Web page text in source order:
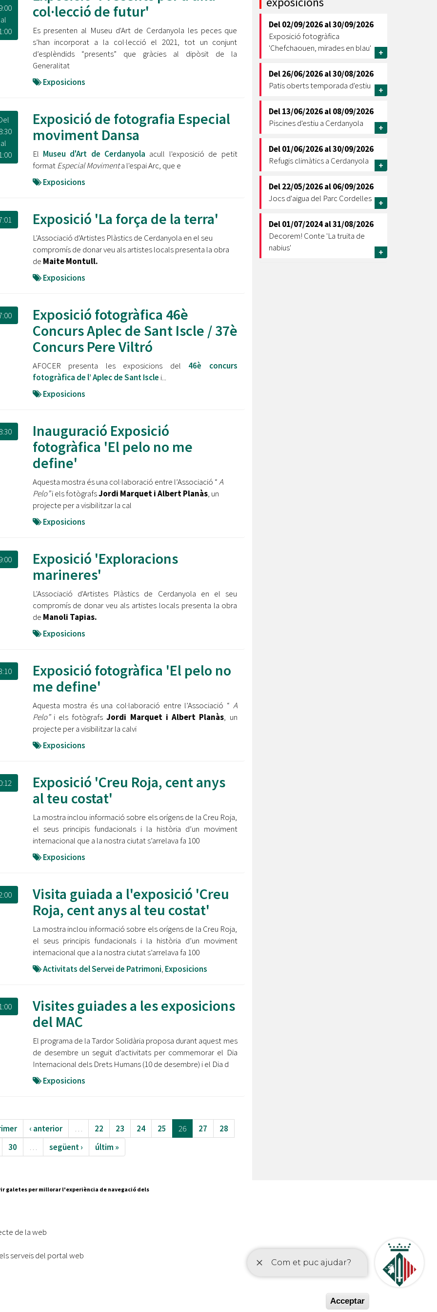
Ètica i Integritat
Retiment de Comptes
Dades Obertes
Catàleg de Serveis i Tràmits
Oberta la convocatòria d'Ajuts per a l'autoocupació
jove 2026
Cerdanyola opta a més de 5 milions d'euros del Pla de
Barris per transformar les Fontetes, Quatre Cantons i
l'entorn de l'avinguda Catalunya
El FIT presenta el cartell de la seva 16a edició i dona el
tret de sortida al festival
l'eclipsi solar
Entitats
Equipaments
Mercats Municipals
Webs Municipals
al
col·lecció de futur'
Es presenten al Museu d'Art de Cerdanyola les peces que
s’han incorporat a la col·lecció el 2021, tot un conjunt
d’esplèndids “presents” que gràcies al dipòsit de la
Generalitat
Exposicions
al
Exposició de fotografia Especial
moviment Dansa
El Museu d'Art de Cerdanyola acull l'exposició de petit
formatEspecial Movimenta l'espai Arc, que e
Exposicions
Exposició 'La força de la terra'
L'Associació d'Artistes Plàstics de Cerdanyola en el seu
compromís de donar veu als artistes locals presenta la obra
de Maite Montull.
Exposicions
Exposició fotogràfica 46è
Concurs Aplec de Sant Iscle / 37è
Concurs Pere Viltró
AFOCER presenta les exposicions del 46è concurs
fotogràfica de l’ Aplec de Sant Iscle i...
Exposicions
Inauguració Exposició
fotogràfica 'El pelo no me
define'
Aquesta mostra és una col·laboració entre l’Associació “A
Pelo”i els fotògrafsJordi Marquet i Albert Planàs, un
projecte per a visibilitzar la cal
Exposicions
Exposició 'Exploracions
marineres'
L'Associació d'Artistes Plàstics de Cerdanyola en el seu
compromís de donar veu als artistes locals presenta la obra
de Manoli Tapias.
Exposicions
Exposició fotogràfica 'El pelo no
me define'
Aquesta mostra és una col·laboració entre l’Associació “ A
Pelo”i els fotògrafsJordi Marquet i Albert Planàs, un
projecte per a visibilitzar la calvi
Exposicions
Exposició 'Creu Roja, cent anys
al teu costat'
La mostra inclou informació sobre els orígens de la Creu Roja,
el seus principis fundacionals i la història d’un moviment
internacional que a la nostra ciutat s’arrelava fa 100
Exposicions
Visita guiada a l'exposició 'Creu
Roja, cent anys al teu costat'
La mostra inclou informació sobre els orígens de la Creu Roja,
el seus principis fundacionals i la història d’un moviment
internacional que a la nostra ciutat s’arrelava fa 100
Activitats del Servei de Patrimoni, Exposicions
Visites guiades a les exposicions
del MAC
El programa de la Tardor Solidària proposa durant aquest mes
de desembre un seguit d’activitats per commemorar el Dia
Internacional dels Drets Humans (10 de desembre) i el Dia d
Exposicions
‹ anterior … 22 23 24 25 26 27
28
30
… següent › últim »
Del02/09/2026al30/09/2026
Exposició fotogràfica
'Chefchaouen, mirades en blau'
+
Del26/06/2026al30/08/2026
Patis oberts temporada d'estiu
+
Del13/06/2026al08/09/2026
Piscines d'estiu a Cerdanyola
+
Del01/06/2026al30/09/2026
Refugis climàtics a Cerdanyola
+
Del22/05/2026al06/09/2026
Jocs d'aigua del Parc Cordelles
+
Del01/07/2024al31/08/2026
Decorem! Conte 'La truita de
nabius'
+
88 88
galetes per millorar l'experiència de navegació dels
de la web
serveis del portal web
Acceptar